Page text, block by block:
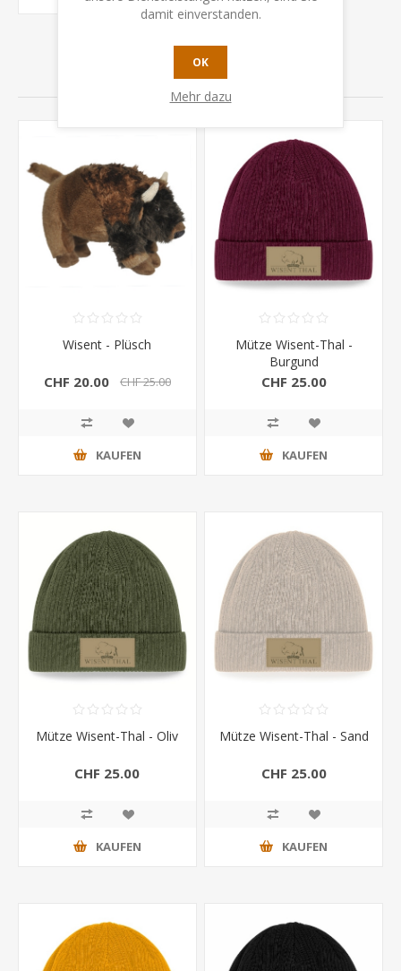
VERWANDTE PRODUKTE
Wisent - Plüsch
CHF 20.00 CHF 25.00
KAUFEN
Mütze Wisent-Thal -
Burgund
CHF 25.00
KAUFEN
Mütze Wisent-Thal - Oliv
CHF 25.00
KAUFEN
Mütze Wisent-Thal - Sand
CHF 25.00
KAUFEN
damit einverstanden.
OK
Mehr dazu